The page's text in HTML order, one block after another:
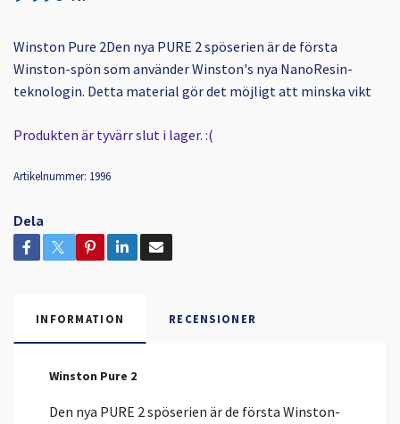
Winston Pure 2Den nya PURE 2 spöserien är de första
Winston-spön som använder Winston's nya NanoResin-
teknologin. Detta material gör det möjligt att minska vikt
Produkten är tyvärr slut i lager. :(
Artikelnummer: 1996
Dela
INFORMATION RECENSIONER
Winston Pure 2
Den nya PURE 2 spöserien är de första Winston-